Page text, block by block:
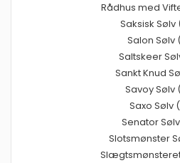
Rådhus med
Saksisk Sølv
Salon Sølv
Saltskeer
Sankt Knud
Savoy Sølv
Saxo Sølv
Senator
Slotsmønster